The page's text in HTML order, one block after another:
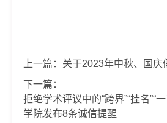
上一篇： 关于2023年中秋、国庆
下一篇：
拒绝学术评议中的“跨界”“挂名”“
学院发布8条诚信提醒